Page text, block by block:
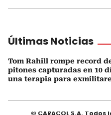
Últimas Noticias
Tom Rahill rompe record
pitones capturadas en 10
una terapia para